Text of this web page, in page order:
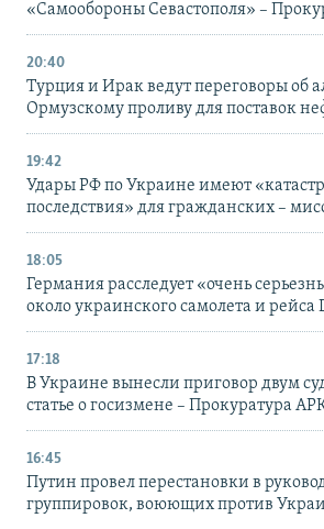
«Самообороны Севастополя» –
20:40
Турция и Ирак ведут переговоры об
Ормузскому проливу для поставок
19:42
Удары РФ по Украине имеют
последствия» для гражданских –
18:05
Германия расследует «очень
около украинского самолета и рейса
17:18
В Украине вынесли приговор двум
статье о госизмене – Прокуратура
16:45
Путин провел перестановки в
группировок, воюющих против